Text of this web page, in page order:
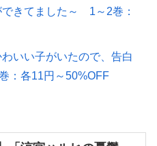
きてました～ 1～2巻：
いい子がいたので、告白
：各11円～50%OFF